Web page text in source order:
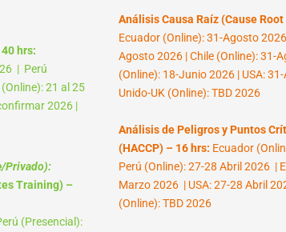
hrs:
| Perú
21 al 25
2026 |
Privado):
Training) –
(Presencial):
Análisis Causa Raíz (Cause
Ecuador (Online): 31-Agosto
Agosto 2026 | Chile (Online): 31-
(Online): 18-Junio 2026 | USA:
Unido-UK (Online): TBD 2026
Análisis de Peligros y Puntos
(HACCP) – 16 hrs: Ecuador
Perú (Online): 27-28 Abril 2026 |
Marzo 2026 | USA: 27-28 Abril
(Online): TBD 2026